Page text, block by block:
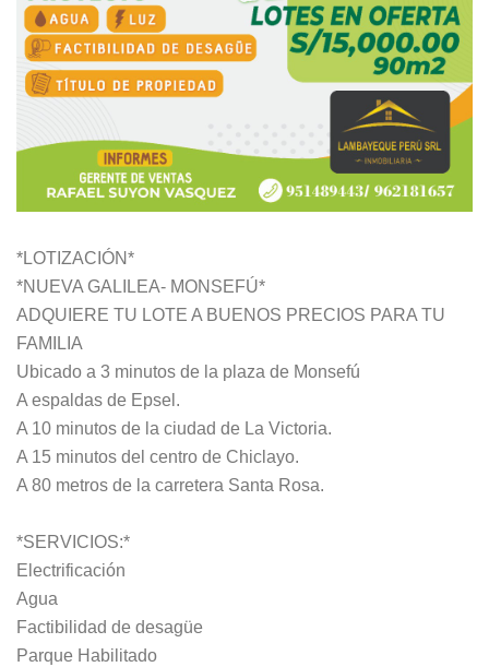
*LOTIZACIÓN*
*NUEVA GALILEA- MONSEFÚ*
ADQUIERE TU LOTE A BUENOS PRECIOS PARA TU
FAMILIA
Ubicado a 3 minutos de la plaza de Monsefú
A espaldas de Epsel.
A 10 minutos de la ciudad de La Victoria.
A 15 minutos del centro de Chiclayo.
A 80 metros de la carretera Santa Rosa.
*SERVICIOS:*
Electrificación
Agua
Factibilidad de desagüe
Parque Habilitado